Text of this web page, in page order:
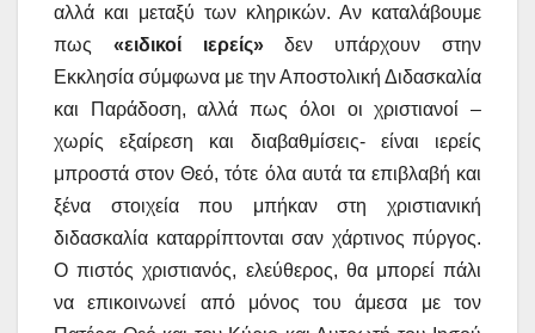
αλλά και μεταξύ των κληρικών. Αν καταλάβουμε
πως «ειδικοί ιερείς»δεν υπάρχουν στην
Εκκλησία σύμφωνα με την Αποστολική Διδασκαλία
και Παράδοση, αλλά πως όλοι οι χριστιανοί –
χωρίς εξαίρεση και διαβαθμίσεις- είναι ιερείς
μπροστά στον Θεό, τότε όλα αυτά τα επιβλαβή και
ξένα στοιχεία που μπήκαν στη χριστιανική
διδασκαλία καταρρίπτονται σαν χάρτινος πύργος.
Ο πιστός χριστιανός, ελεύθερος, θα μπορεί πάλι
να επικοινωνεί από μόνος του άμεσα με τον